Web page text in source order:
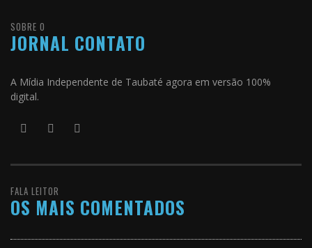
SOBRE O
JORNAL CONTATO
A Mídia Independente de Taubaté agora em versão 100%
digital.
FALA LEITOR
OS MAIS COMENTADOS